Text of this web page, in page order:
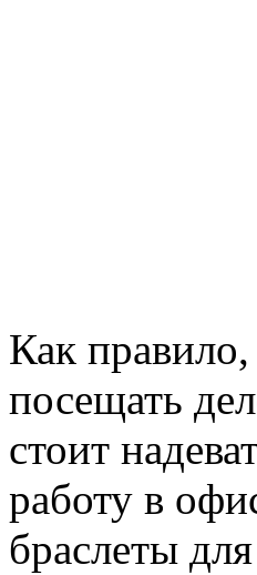
Как
посещать
стоит
работу в
браслеты